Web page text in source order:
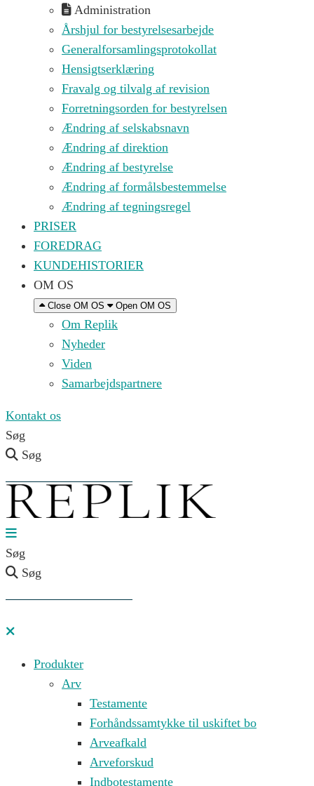
Administration
Årshjul for bestyrelsesarbejde
Generalforsamlingsprotokollat
Hensigtserklæring
Fravalg og tilvalg af revision
Forretningsorden for bestyrelsen
Ændring af selskabsnavn
Ændring af direktion
Ændring af bestyrelse
Ændring af formålsbestemmelse
Ændring af tegningsregel
PRISER
FOREDRAG
KUNDEHISTORIER
OM OS
Close OM OS Open OM OS
Om Replik
Nyheder
Viden
Samarbejdspartnere
Kontakt os
Søg
Søg
Søg
Søg
Produkter
Arv
Testamente
Forhåndssamtykke til uskiftet bo
Arveafkald
Arveforskud
Indbotestamente